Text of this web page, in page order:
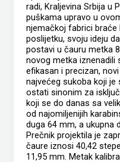
radi, Kraljevina Srbija u
puškama upravo u
njemačkoj fabrici braće
poslijetku, svoju ideju
postavi u čauru metka
novog metka iznenadili
efikasan i precizan,
najvećeg sukoba koji je
ostati sinonim za
koji se do danas sa
od najomiljenijih
duga 64 mm, a ukupna
Prečnik projektila je
čaure iznosi 40,42
11,95 mm. Metak